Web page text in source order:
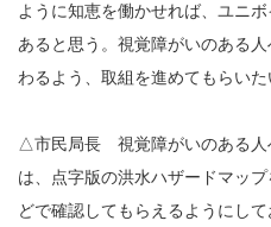
ように知恵を働かせれば、ユニ
あると思う。視覚障がいのある
わるよう、取組を進めてもらいた
△市民局長 視覚障がいのある人
は、点字版の洪水ハザードマッ
どで確認してもらえるようにし